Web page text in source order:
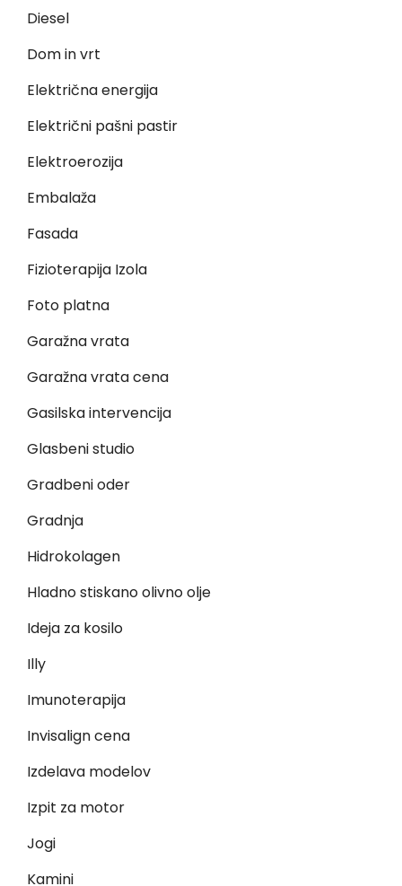
Diesel
Dom in vrt
Električna energija
Električni pašni pastir
Elektroerozija
Embalaža
Fasada
Fizioterapija Izola
Foto platna
Garažna vrata
Garažna vrata cena
Gasilska intervencija
Glasbeni studio
Gradbeni oder
Gradnja
Hidrokolagen
Hladno stiskano olivno olje
Ideja za kosilo
Illy
Imunoterapija
Invisalign cena
Izdelava modelov
Izpit za motor
Jogi
Kamini